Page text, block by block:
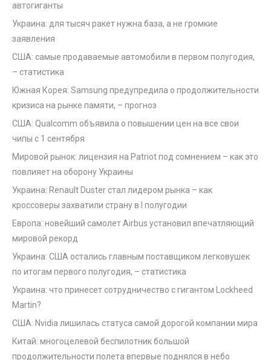
автогиганты
Украина: для тысяч ракет нужна база, а не громкие
заявления
США: самые продаваемые автомобили в первом полугодия,
– статистика
Южная Корея: Samsung предупредила о продолжительности
кризиса на рынке памяти, – прогноз
США: Qualcomm объявила о повышении цен на все свои
чипы с 1 сентября
Мировой рынок: лицензия на Patriot под сомнением – как это
повлияет на оборону Украины
Украина: Renault Duster стал лидером рынка – как
кроссоверы захватили страну в I полугодии
Европа: новейший самолет Airbus установил впечатляющий
мировой рекорд
Украина: США остались главным поставщиком легковушек
по итогам первого полугодия, – статистика
Украина: что принесет сотрудничество с гигантом Lockheed
Martin?
США: Nvidia лишилась статуса самой дорогой компании мира
Китай: многоцелевой беспилотник большой
продолжительности полета впервые поднялся в небо